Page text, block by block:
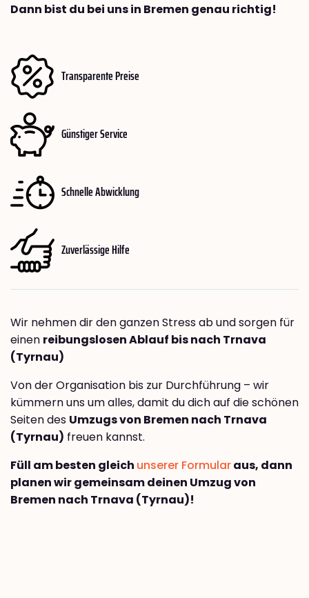
Dann bist du bei uns in Bremen genau richtig!
Transparente Preise
Günstiger Service
Schnelle Abwicklung
Zuverlässige Hilfe
Wir nehmen dir den ganzen Stress ab und sorgen für
einen reibungslosen Ablauf bis nach Trnava
(Tyrnau)
Von der Organisation bis zur Durchführung – wir
kümmern uns um alles, damit du dich auf die schönen
Seiten des Umzugs von Bremen nach Trnava
(Tyrnau) freuen kannst.
Füll am besten gleich unserer Formularaus, dann
planen wir gemeinsam deinen Umzug von
Bremen nach Trnava (Tyrnau)!